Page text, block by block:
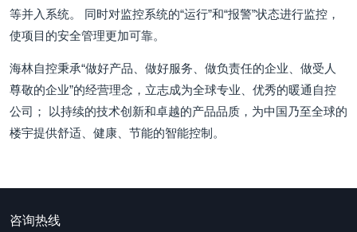
等并入系统。 同时对监控系统的“运行”和“报警”状态进行监控，
使项目的安全管理更加可靠。
海林自控秉承“做好产品、做好服务、做负责任的企业、做受人
尊敬的企业”的经营理念，立志成为全球专业、优秀的暖通自控
公司； 以持续的技术创新和卓越的产品品质，为中国乃至全球的
楼宇提供舒适、健康、节能的智能控制。
咨询热线